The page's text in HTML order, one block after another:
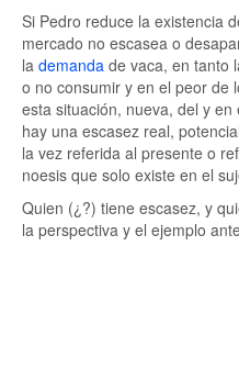
Si Pedro reduce la existencia
mercado no escasea o
la demanda de vaca, en tanto
o no consumir y en el peor de
esta situación, nueva, del y
hay una escasez real,
la vez referida al presente o
noesis que solo existe en el
Quien (¿?) tiene escasez, y
la perspectiva y el ejemplo